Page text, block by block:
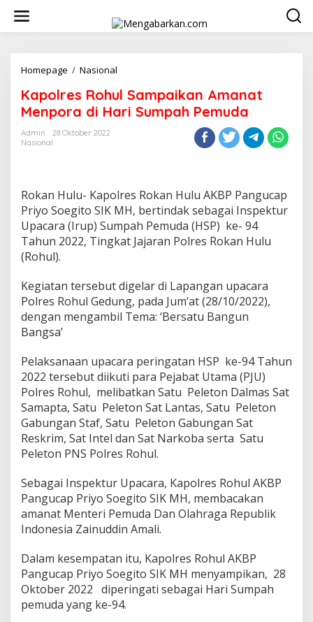
konten
Homepage / Nasional
Sampaikan
Amanat
Menpora
Kapolres Rohul Sampaikan Amanat
Menpora di Hari Sumpah Pemuda
Admin
28 Oktober 2022
Nasional
Rokan Hulu- Kapolres Rokan Hulu AKBP Pangucap
Priyo Soegito SIK MH, bertindak sebagai Inspektur
Upacara (Irup) Sumpah Pemuda (HSP) ke- 94
Tahun 2022, Tingkat Jajaran Polres Rokan Hulu
(Rohul).
Kegiatan tersebut digelar di Lapangan upacara
Polres Rohul Gedung, pada Jum’at (28/10/2022),
dengan mengambil Tema: ‘Bersatu Bangun
Bangsa’
Pelaksanaan upacara peringatan HSP ke-94 Tahun
2022 tersebut diikuti para Pejabat Utama (PJU)
Polres Rohul, melibatkan Satu Peleton Dalmas Sat
Samapta, Satu Peleton Sat Lantas, Satu Peleton
Gabungan Staf, Satu Peleton Gabungan Sat
Reskrim, Sat Intel dan Sat Narkoba serta Satu
Peleton PNS Polres Rohul.
Sebagai Inspektur Upacara, Kapolres Rohul AKBP
Pangucap Priyo Soegito SIK MH, membacakan
amanat Menteri Pemuda Dan Olahraga Republik
Indonesia Zainuddin Amali.
Dalam kesempatan itu, Kapolres Rohul AKBP
Pangucap Priyo Soegito SIK MH menyampikan, 28
Oktober 2022 diperingati sebagai Hari Sumpah
pemuda yang ke-94.